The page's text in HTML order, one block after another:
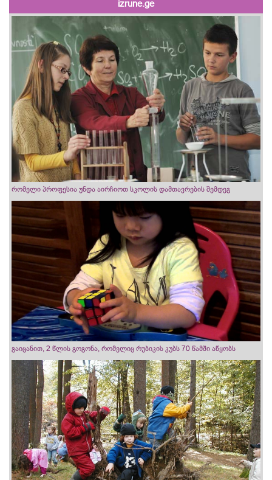
izrune.ge
რომელი პროფესია უნდა აირჩიოთ სკოლის დამთავრების შემდეგ
გაიცანით, 2 წლის გოგონა, რომელიც რუბიკის კუბს 70 წამში აწყობს